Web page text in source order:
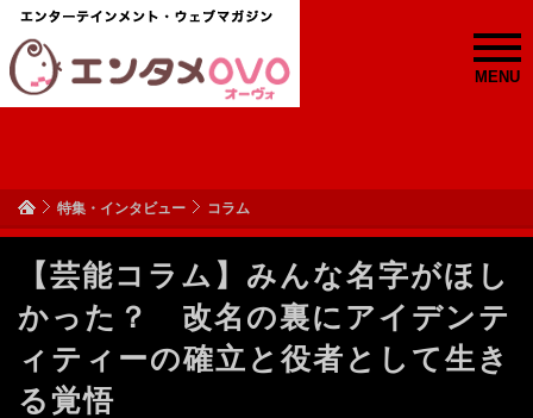
MENU
特集・インタビュー コラム
【芸能コラム】みんな名字がほし
かった？ 改名の裏にアイデンテ
ィティーの確立と役者として生き
る覚悟